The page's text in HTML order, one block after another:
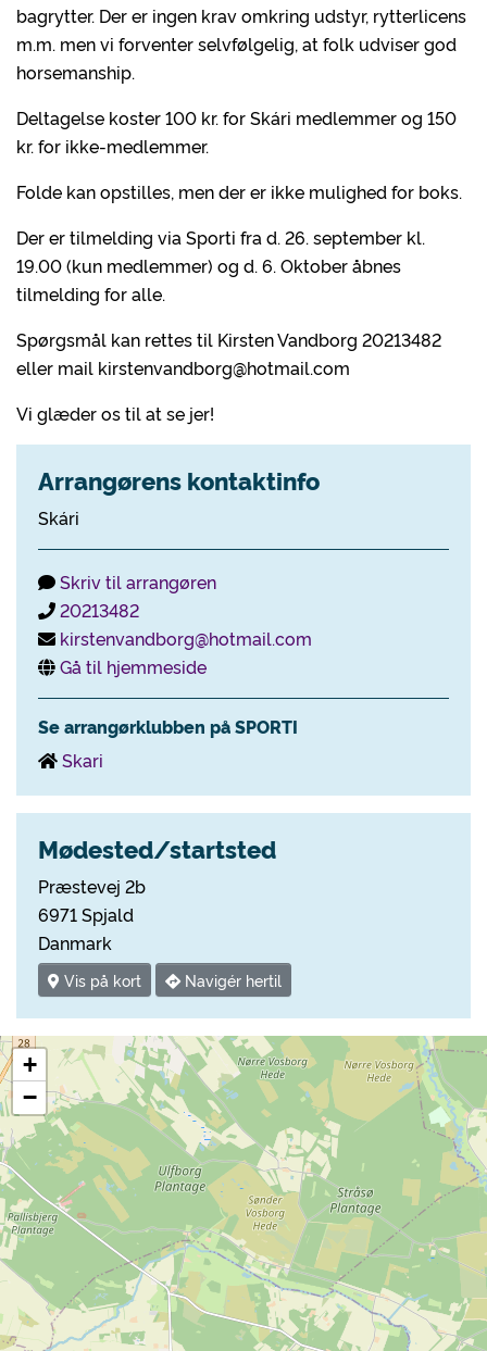
bagrytter. Der er ingen krav omkring udstyr, rytterlicens
m.m. men vi forventer selvfølgelig, at folk udviser god
horsemanship.
Deltagelse koster 100 kr. for Skári medlemmer og 150
kr. for ikke-medlemmer.
Folde kan opstilles, men der er ikke mulighed for boks.
Der er tilmelding via Sporti fra d. 26. september kl.
19.00 (kun medlemmer) og d. 6. Oktober åbnes
tilmelding for alle.
Spørgsmål kan rettes til Kirsten Vandborg 20213482
eller mail kirstenvandborg@hotmail.com
Vi glæder os til at se jer!
Arrangørens kontaktinfo
Skári
Skriv til arrangøren
20213482
kirstenvandborg@hotmail.com
Gå til hjemmeside
Se arrangørklubben på SPORTI
Skari
Mødested/startsted
Præstevej 2b
6971 Spjald
Danmark
Vis på kort Navigér hertil
+
−